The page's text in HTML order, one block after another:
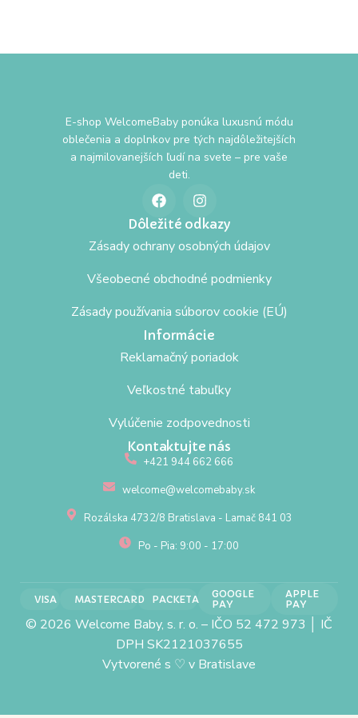
E-shop WelcomeBaby ponúka luxusnú módu
oblečenia a doplnkov pre tých najdôležitejších
a najmilovanejších ľudí na svete – pre vaše
deti.
Dôležité odkazy
Zásady ochrany osobných údajov
Všeobecné obchodné podmienky
Zásady používania súborov cookie (EÚ)
Informácie
Reklamačný poriadok
Veľkostné tabuľky
Vylúčenie zodpovednosti
Kontaktujte nás
+421 944 662 666
welcome@welcomebaby.sk
Rozálska 4732/8 Bratislava - Lamač 841 03
Po - Pia: 9:00 - 17:00
VISA MASTERCARD PACKETA
GOOGLE
PAY
APPLE
PAY
© 2026 Welcome Baby, s. r. o. – IČO 52 472 973 │ IČ
DPH SK2121037655
Vytvorené s ♡ v Bratislave